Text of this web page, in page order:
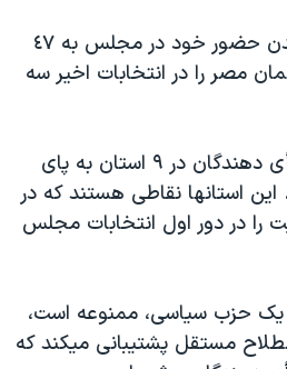
اخوان المسلمين با رساندن حضور خود در مجلس به ٤٧
مصر را در انتخابات اخير سه
در انتخابات امروز شنبه رأی دهندگان در ٩ استان به پای
استانها نقاطی هستند که در
را در دور اول انتخابات مجلس
يک حزب سياسی، ممنوعه است،
مستقل پشتيبانی ميکند که